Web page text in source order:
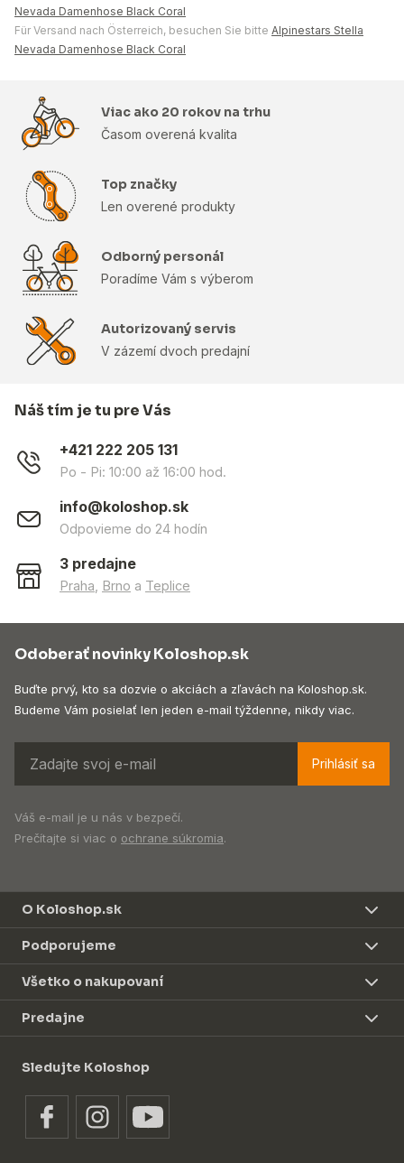
Nevada Damenhose Black Coral
Für Versand nach Österreich, besuchen Sie bitte Alpinestars Stella
Nevada Damenhose Black Coral
Viac ako 20 rokov na trhu
Časom overená kvalita
Top značky
Len overené produkty
Odborný personál
Poradíme Vám s výberom
Autorizovaný servis
V zázemí dvoch predajní
Náš tím je tu pre Vás
+421 222 205 131
Po - Pi: 10:00 až 16:00 hod.
info@koloshop.sk
Odpovieme do 24 hodín
3 predajne
Praha Brno a Teplice
Odoberať novinky Koloshop.sk
Buďte prvý, kto sa dozvie o akciách a zľavách na Koloshop.sk.
Budeme Vám posielať len jeden e-mail týždenne, nikdy viac.
Prihlásiť sa
Váš e-mail je u nás v bezpečí.
Prečítajte si viac o ochrane súkromia.
O Koloshop.sk
Podporujeme
Všetko o nakupovaní
Predajne
Sledujte Koloshop